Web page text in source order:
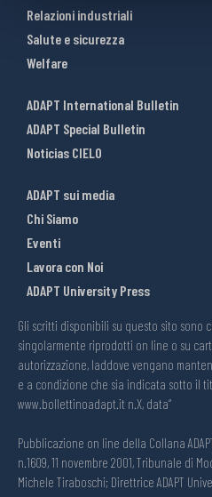
Relazioni industriali
Salute e sicurezza
Welfare
ADAPT International Bulletin
ADAPT Special Bulletin
Noticias CIELO
ADAPT sui media
Chi Siamo
Eventi
Lavora con Noi
ADAPT University Press
Gli scritti disponibili su questo sito sono
singolarmente riprodotti on line o su
autorizzazione, laddove vengano
e a condizione che sia indicata sotto il
www.bollettinoadapt.it n.X, data“
Pubblicazione on line della Collana
n.1609, 11 novembre 2001, Tribunale di
Michele Tiraboschi; Direttrice ADAPT